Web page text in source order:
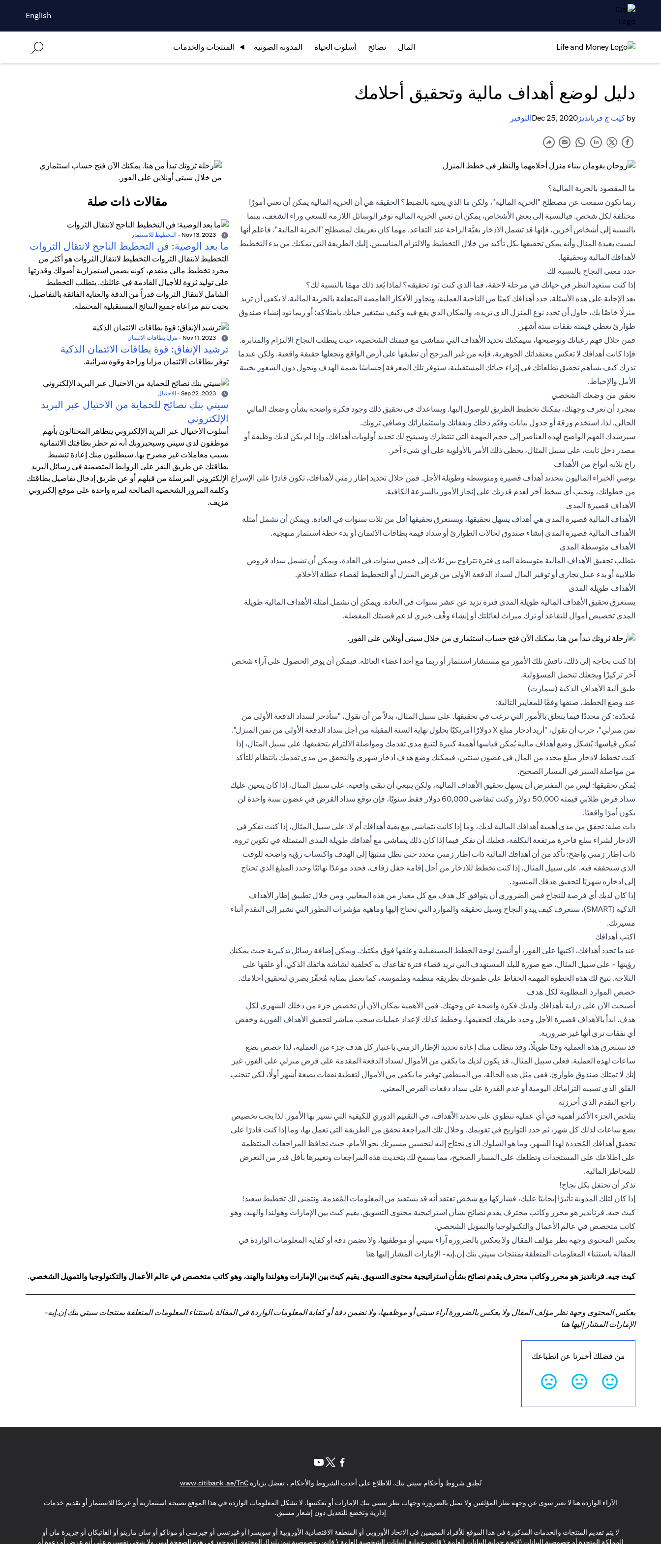
English
المال نصائح أسلوب الحياة المدونة الصوتية المنتجات والخدمات
دليل لوضع أهداف مالية وتحقيق أحلامك
by كيث ج فرنانديز Dec 25, 2020التوفير
ما المقصود بالحرية المالية؟
ربما تكون سمعت عن مصطلح "الحرية المالية"، ولكن ما الذي يعنيه بالضبط؟ الحقيقة هي أن الحرية المالية يمكن أن تعني أمورًا
مختلفة لكل شخص. فبالنسبة إلى بعض الأشخاص، يمكن أن تعني الحرية المالية توفر الوسائل اللازمة للسعي وراء الشغف، بينما
بالنسبة إلى أشخاص آخرين، فإنها قد تشمل الادخار بغيَّة الراحة عند التقاعد. مهما كان تعريفك لمصطلح "الحرية المالية"، فاعلم أنها
ليست بعيدة المنال وأنه يمكن تحقيقها بكل تأكيد من خلال التخطيط والالتزام المناسبين. إليك الطريقة التي تمكنك من بدء التخطيط
لأهدافك المالية وتحقيقها.
حدد معنى النجاح بالنسبة لك
إذا كنت ستعيد النظر في حياتك في مرحلة لاحقة، فما الذي كنت تود تحقيقه؟ لماذا يُعد ذلك مهمًا بالنسبة لك؟
بعد الإجابة على هذه الأسئلة، حدد أهدافك كميًا من الناحية العملية، وتجاوز الأفكار الغامضة المتعلقة بالحرية المالية. لا يكفي أن تريد
منزلًا خاصًا بك، حاول أن تحدد نوع المنزل الذي تريده، والمكان الذي يقع فيه وكيف ستتغير حياتك بامتلاكه؛ أو ربما تود إنشاء صندوق
طوارئ تغطي قيمته نفقات ستة أشهر.
فمن خلال فهم رغباتك وتوضيحها، سيمكنك تحديد الأهداف التي تتماشى مع قيمتك الشخصية، حيث يتطلب النجاح الالتزام والمثابرة.
فإذا كانت أهدافك لا تعكس معتقداتك الجوهرية، فإنه من غير المرجح أن تطبقها على أرض الواقع وتجعلها حقيقة واقعية. ولكن عندما
تدرك كيف يساهم تحقيق تطلعاتك في إثراء حياتك المستقبلية، ستوفر تلك المعرفة إحساسًا بقيمة الهدف وتحول دون الشعور بخيبة
الأمل والإحباط.
تحقق من وضعك الشخصي
بمجرد أن تعرف وجهتك، يمكنك تخطيط الطريق للوصول إليها. ويساعدك في تحقيق ذلك وجود فكرة واضحة بشأن وضعك المالي
الحالي. لذا، استخدم ورقة أو جدول بيانات وقيّم دخلك ونفقاتك واستثماراتك وصافي ثروتك.
سيرشدك الفهم الواضح لهذه العناصر إلى حجم المهمة التي تنتظرك وسيتيح لك تحديد أولويات أهدافك. وإذا لم يكن لديك وظيفة أو
مصدر دخل ثابت، على سبيل المثال، يحظى ذلك الأمر بالأولوية على أي شيء آخر.
راعِ ثلاثة أنواع من الأهداف
يوصي الخبراء الماليون بتحديد أهداف قصيرة ومتوسطة وطويلة الأجل. فمن خلال تحديد إطار زمني لأهدافك، تكون قادرًا على الإسراع
من خطواتك، وتجنب أي سخط آخر لعدم قدرتك على إنجاز الأمور بالسرعة الكافية.
الأهداف قصيرة المدى
الأهداف المالية قصيرة المدى هي أهداف يسهل تحقيقها، ويستغرق تحقيقها أقل من ثلاث سنوات في العادة. ويمكن أن تشمل أمثلة
الأهداف المالية قصيرة المدى إنشاء صندوق لحالات الطوارئ أو سداد قيمة بطاقات الائتمان أو بدء خطة استثمار منهجية.
الأهداف متوسطة المدى
يتطلب تحقيق الأهداف المالية متوسطة المدى فترة تتراوح بين ثلاث إلى خمس سنوات في العادة، ويمكن أن تشمل سداد قروض
طلابية أو بدء عمل تجاري أو توفير المال لسداد الدفعة الأولى من قرض المنزل أو التخطيط لقضاء عطلة الأحلام.
الأهداف طويلة المدى
يستغرق تحقيق الأهداف المالية طويلة المدى فترة تزيد عن عشر سنوات في العادة. ويمكن أن تشمل أمثلة الأهداف المالية طويلة
المدى تخصيص أموال للتقاعد أو ترك ميراث لعائلتك أو إنشاء وقْف خيري لدعم قضيتك المفضلة.
إذا كنت بحاجة إلى ذلك، ناقش تلك الأمور مع مستشار استثمار أو ربما مع أحد اعضاء العائلة. فيمكن أن يوفر الحصول على آراء شخص
آخر تركيزًا ويجعلك تتحمل المسؤولية.
طبق آلية الأهداف الذكية (سمارت)
عند وضع الخطط، صنفها وفقًا للمعايير التالية:
مُحدّدة: كن محددًا فيما يتعلق بالأمور التي ترغب في تحقيقها. على سبيل المثال، بدلاً من أن تقول، "سأدخر لسداد الدفعة الأولى من
ثمن منزلي"، جرب أن تقول، "أريد ادخار مبلغ X دولارًا أمريكيًا بحلول نهاية السنة المقبلة من أجل سداد الدفعة الأولى من ثمن المنزل".
يُمكن قياسها: يُشكل وضع أهداف مالية يُمكن قياسها أهمية كبيرة لتتبع مدى تقدمك ومواصلة الالتزام بتحقيقها. على سبيل المثال، إذا
كنت تخطط لادخار مبلغ محدد من المال في غضون سنتين، فيمكنك وضع هدف ادخار شهري والتحقق من مدى تقدمك بانتظام للتأكد
من مواصلة السير في المسار الصحيح.
يُمكن تحقيقها: ليس من المفترض أن يسهل تحقيق الأهداف المالية، ولكن ينبغي أن تبقى واقعية. على سبيل المثال، إذا كان يتعين عليك
سداد قرض طلابي قيمته 50,000 دولار وكنت تتقاضى 60,000 دولار فقط سنويًا، فإن توقع سداد القرض في غضون سنة واحدة لن
يكون أمرًا واقعيًا.
ذات صلة: تحقق من مدى أهمية أهدافك المالية لديك، وما إذا كانت تتماشى مع بقية أهدافك أم لا. على سبيل المثال، إذا كنت تفكر في
الادخار لشراء سلع فاخرة مرتفعة التكلفة، فعليك أن تفكر فيما إذا كان ذلك يتماشى مع أهدافك طويلة المدى المتمثلة في تكوين ثروة.
ذات إطار زمني واضح: تأكد من أن أهدافك المالية ذات إطار زمني محدد حتى تظل منتبهًا إلى الهدف واكتساب رؤية واضحة للوقت
الذي ستحققه فيه. على سبيل المثال، إذا كنت تخطط للادخار من أجل إقامة حفل زفاف، فحدد موعدًا نهائيًا وحدد المبلغ الذي تحتاج
إلى ادخاره شهريًا لتحقيق هدفك المنشود.
إذا كان لديك أي فرصة للنجاح فمن الضروري أن يتوافق كل هدف مع كل معيار من هذه المعايير. ومن خلال تطبيق إطار الأهداف
الذكية (SMART)، ستعرف كيف يبدو النجاح وسبل تحقيقه والموارد التي تحتاج إليها وماهية مؤشرات التطور التي تشير إلى التقدم أثناء
مسيرتك.
اكتب أهدافك
عندما تحدد أهدافك، اكتبها على الفور، أو أنشئ لوحة الخطط المستقبلية وعلقها فوق مكتبك. ويمكن إضافة رسائل تذكيرية حيث يمكنك
رؤيتها - على سبيل المثال، ضع صورة للبلد المستهدف التي تريد قضاء فترة تقاعدك به كخلفية لشاشة هاتفك الذكي، أو علقها على
الثلاجة. تتيح لك هذه الخطوة المهمة الحفاظ على طموحك بطريقة منظمة وملموسة، كما تعمل بمثابة مُحفّز بصري لتحقيق أحلامك.
خصص الموارد المطلوبة لكل هدف
أصبحت الآن على دراية بأهدافك ولديك فكرة واضحة عن وجهتك. فمن الأهمية بمكان الآن أن تخصص جزء من دخلك الشهري لكل
هدف. ابدأ بالأهداف قصيرة الأجل وحدد طريقك لتحقيقها. وخطط كذلك لإعداد عمليات سحب مباشر لتحقيق الأهداف الفورية وخفض
أي نفقات ترى أنها غير ضرورية.
قد تستغرق هذه العملية وقتًا طويلًا، وقد تتطلب منك إعادة تحديد الإطار الزمني باعتبار كل هدف جزء من العملية، لذا خصص بضع
ساعات لهذه العملية. فعلى سبيل المثال، قد يكون لديك ما يكفي من الأموال لسداد الدفعة المقدمة على قرض منزلي على الفور، غير
إنك لا تمتلك صندوق طوارئ. ففي مثل هذه الحالة، من المنطقي توفير ما يكفي من الأموال لتغطية نفقات بضعة أشهر أولًا، لكي تتجنب
القلق الذي تسببه التزاماتك اليومية أو عدم القدرة على سداد دفعات القرض المعني.
راجع التقدم الذي أحرزته
يتلخص الجزء الأكثر أهمية في أي عملية تنطوي على تحديد الأهداف، في التقييم الدوري للكيفية التي تسير بها الأمور. لذا يجب تخصيص
بضع ساعات لذلك كل شهر، ثم حدد التواريخ في تقويمك. وخلال تلك المراجعة تحقق من الطريقة التي تعمل بها، وما إذا كنت قادرًا على
تحقيق أهدافك المُحددة لهذا الشهر، وما هو السلوك الذي تحتاج إليه لتحسين مسيرتك نحو الأمام. حيث تحافظ المراجعات المنتظمة
على اطلاعك على المستجدات وتطلعك على المسار الصحيح، مما يسمح لك بتحديث هذه المراجعات وتغييرها بأقل قدر من التعرض
للمخاطر المالية.
تذكر أن تحتفل بكل نجاح!
إذا كان لتلك المدونة تأثيرًا إيجابيًا عليك، فشاركها مع شخص تعتقد أنه قد يستفيد من المعلومات المُقدمة. ونتمنى لك تخطيط سعيد!
كيث جيه. فرنانديز هو محرر وكاتب محترف يقدم نصائح بشأن استراتيجية محتوى التسويق. يقيم كيث بين الإمارات وهولندا والهند، وهو
كاتب متخصص في عالم الأعمال والتكنولوجيا والتمويل الشخصي.
يعكس المحتوى وجهة نظر مؤلف المقال ولا يعكس بالضرورة آراء سيتي أو موظفيها، ولا نضمن دقة أو كفاية المعلومات الواردة في
المقالة باستثناء المعلومات المتعلقة بمنتجات سيتي بنك إن.إيه- الإمارات المشار إليها هنا
مقالات ذات صلة
- التخطيط للاستثمار
ما بعد الوصية: فن التخطيط الناجح لانتقال الثروات
التخطيط لانتقال الثروات التخطيط لانتقال الثروات هو أكثر من
مجرد تخطيط مالي متقدم، كونه يضمن استمرارية أصولك وقدرتها
على توليد ثروة للأجيال القادمة في عائلتك. يتطلب التخطيط
الشامل لانتقال الثروات قدراً من الدقة والعناية الفائقة بالتفاصيل،
بحيث تتم مراعاة جميع النتائج المستقبلية المحتملة.
- مزايا بطاقات الائتمان
ترشيد الإنفاق: قوة بطاقات الائتمان الذكية
توفر بطاقات الائتمان مزايا وراحة وقوة شرائية.
- الاحتيال
سيتي بنك نصائح للحماية من الاحتيال عبر البريد
الإلكتروني
أسلوب الاحتيال عبر البريد الإلكتروني يتظاهر المحتالون بأنهم
موظفون لدى سيتي وسيخبرونك أنه تم حظر بطاقتك الائتمانية
بسبب معاملات غير مصرح بها. سيطلبون منك إعادة تنشيط
بطاقتك عن طريق النقر على الروابط المتضمنة في رسائل البريد
الإلكتروني المرسلة من قبلهم أو عن طريق إدخال تفاصيل بطاقتك
وكلمة المرور الشخصية الصالحة لمرة واحدة على موقع إلكتروني
مزيف.
كيث جيه. فرنانديز هو محرر وكاتب محترف يقدم نصائح بشأن استراتيجية محتوى التسويق. يقيم كيث بين الإمارات وهولندا والهند، وهو كاتب متخصص في عالم الأعمال والتكنولوجيا والتمويل الشخصي.
يعكس المحتوى وجهة نظر مؤلف المقال ولا يعكس بالضرورة آراء سيتي أو موظفيها، ولا نضمن دقة أو كفاية المعلومات الواردة في المقالة باستثناء المعلومات المتعلقة بمنتجات سيتي بنك إن.إيه-
الإمارات المشار إليها هنا
من فضلك أخبرنا عن انطباعك
تُطبق شروط وأحكام سيتي بنك. للاطلاع على أحدث الشروط والأحكام ، تفضل بزيارةwww.citibank.ae/TnC
(opens in a new tab)
الآراء الواردة هنا لا تعبر سوى عن وجهة نظر المؤلفين ولا تمثل بالضرورة وجهات نظر سيتي بنك الإمارات أو تعكسها. لا تشكل المعلومات الواردة في هذا الموقع نصيحة استثمارية أو عرضًا للاستثمار أو تقديم خدمات
إدارية وتخضع للتعديل دون إشعار مسبق.
لا يتم تقديم المنتجات والخدمات المذكورة في هذا الموقع للأفراد المقيمين في الاتحاد الأوروبي أو المنطقة الاقتصادية الأوروبية أو سويسرا أو غيرنسي أو جيرسي أو موناكو أو سان مارينو أو الفاتيكان أو جزيرة مان أو
المملكة المتحدة أو خصوصية البيانات (لائحة حماية البيانات العامة \ قانون حماية البيانات الشخصية العامة \ قانون خصوصية نيوزيلندا). المحتوى الموجود في هذه الصفحة ليس ولا ينبغي تفسيره على أنه عرض أو دعوة أو